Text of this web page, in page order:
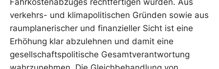
verkehrs- und klimapolitischen Gründen sowie aus
raumplanerischer und finanzieller Sicht ist eine
Erhöhung klar abzulehnen und damit eine
gesellschaftspolitische Gesamtverantwortung